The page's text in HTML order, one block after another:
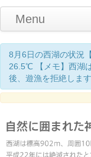
Menu
Home
釣り情報
マナーとお願い
クニマス展示館
漁協からのお
お問い合わせ
8月6日の西湖の状況
26.5℃ 【メモ】西湖
後、遊漁を拒絶しま